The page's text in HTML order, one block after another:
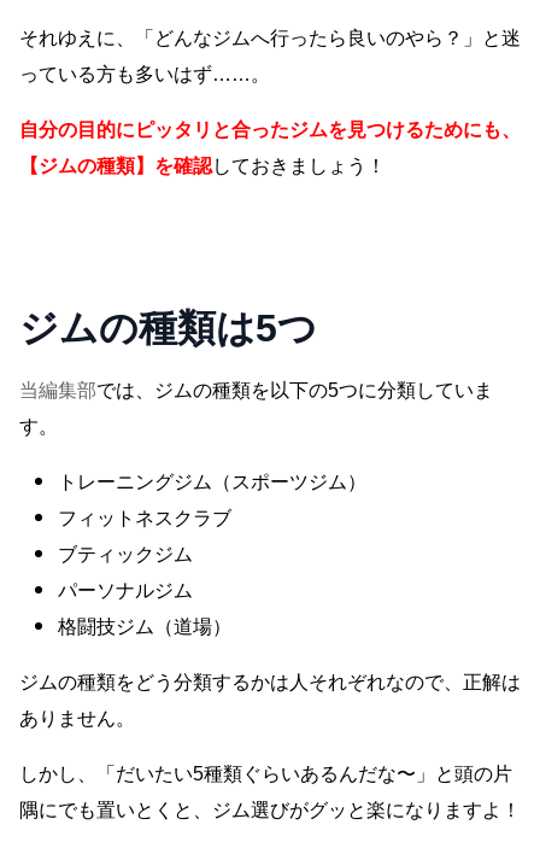
それゆえに、「どんなジムへ行ったら良いのやら？」と迷
っている方も多いはず……。
自分の目的にピッタリと合ったジムを見つけるためにも、
【ジムの種類】を確認しておきましょう！
ジムの種類は5つ
当編集部では、ジムの種類を以下の5つに分類していま
す。
トレーニングジム（スポーツジム）
フィットネスクラブ
ブティックジム
パーソナルジム
格闘技ジム（道場）
ジムの種類をどう分類するかは人それぞれなので、正解は
ありません。
しかし、「だいたい5種類ぐらいあるんだな〜」と頭の片
隅にでも置いとくと、ジム選びがグッと楽になりますよ！